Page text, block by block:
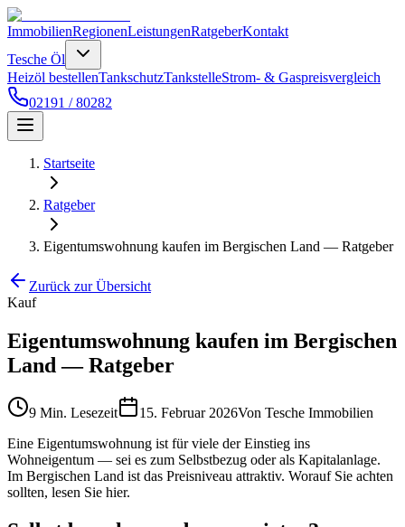
ImmobilienRegionenLeistungenRatgeberKontakt
Tesche Öl
Heizöl bestellenTankschutzTankstelleStrom- & Gaspreisvergleich
02191 / 80282
Startseite
Ratgeber
Eigentumswohnung kaufen im Bergischen Land — Ratgeber
Zurück zur Übersicht
Kauf
Eigentumswohnung kaufen im Bergischen
Land — Ratgeber
9 Min. Lesezeit 15. Februar 2026Von Tesche Immobilien
Eine Eigentumswohnung ist für viele der Einstieg ins
Wohneigentum — sei es zum Selbstbezug oder als Kapitalanlage.
Im Bergischen Land ist das Preisniveau attraktiv. Worauf Sie achten
sollten, lesen Sie hier.